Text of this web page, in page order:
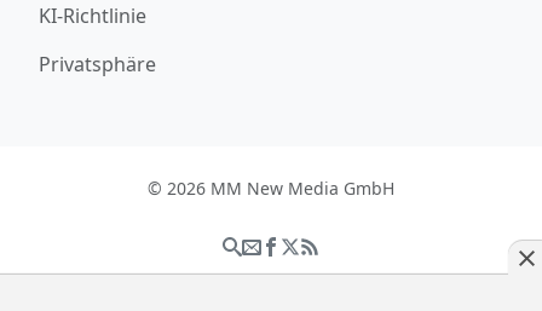
KI-Richtlinie
Privatsphäre
© 2026 MM New Media GmbH